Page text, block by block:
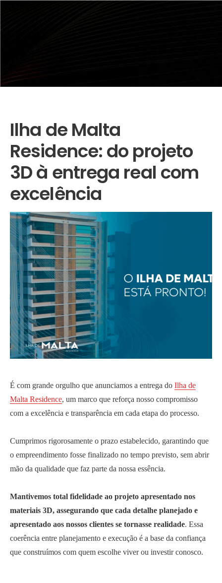
Ilha de Malta
Residence: do projeto
3D à entrega real com
excelência
É com grande orgulho que anunciamos a entrega do Ilha de
Malta Residence, um marco que reforça nosso compromisso
com a excelência e transparência em cada etapa do processo.
Cumprimos rigorosamente o prazo estabelecido, garantindo que
o empreendimento fosse finalizado no tempo previsto, sem abrir
mão da qualidade que faz parte da nossa essência.
Mantivemos total fidelidade ao projeto apresentado nos
materiais 3D, assegurando que cada detalhe planejado e
apresentado aos nossos clientes se tornasse realidade. Essa
coerência entre planejamento e execução é a base da confiança
que construímos com quem escolhe viver ou investir conosco.